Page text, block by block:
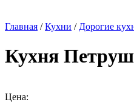
Главная /Кухни / Дорогие
Кухня
Цена: